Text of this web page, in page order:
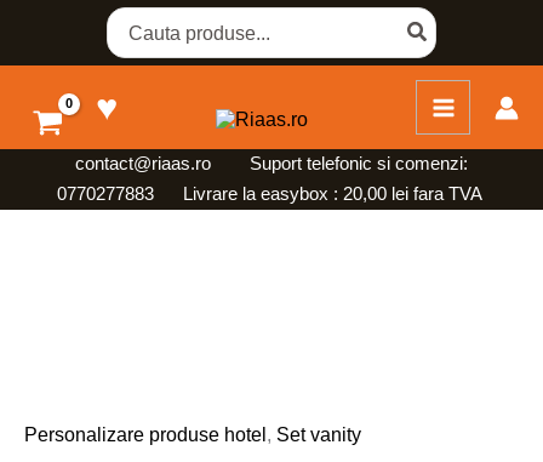
content
Search
for:
♥
contact@riaas.ro
Suport telefonic si comenzi:
0770277883 Livrare la easybox : 20,00 lei fara TVA
Personalizare produse hotel , Set vanity